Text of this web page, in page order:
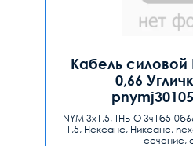
Кабель силовой
0,66
NYM 3x1,5, ТНЬ-О 3ч1б5-
1,5, Нексанс, Никсанс,
сечение,